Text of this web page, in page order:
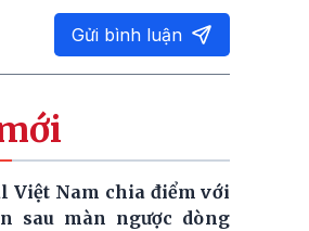
Gửi bình luận
Việt Nam chia điểm với
sau màn ngược dòng